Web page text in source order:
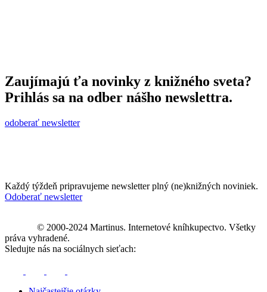
Zaujímajú ťa novinky z knižného sveta?
Prihlás sa na odber nášho newslettra.
odoberať newsletter
Každý týždeň pripravujeme newsletter plný (ne)knižných noviniek.
Odoberať newsletter
© 2000-2024 Martinus. Internetové kníhkupectvo. Všetky
práva vyhradené.
Sledujte nás na sociálnych sieťach: